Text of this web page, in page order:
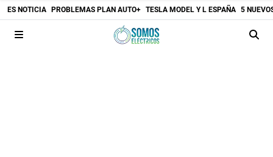
ES NOTICIA PROBLEMAS PLAN AUTO+ TESLA MODEL Y L ESPAÑA 5